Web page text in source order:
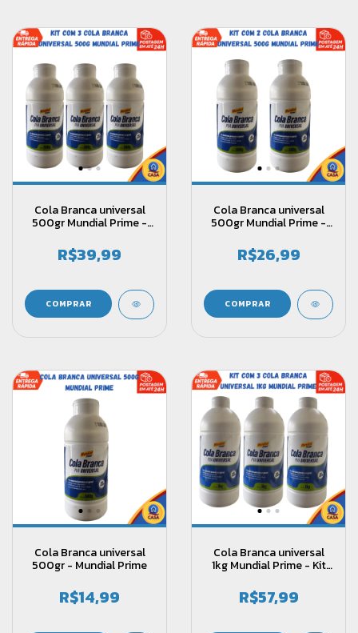
Cola Branca universal
500gr Mundial Prime -
R$39,99
Cola Branca universal
500gr Mundial Prime -
R$26,99
Cola Branca universal
500gr - Mundial Prime
R$14,99
Cola Branca universal
1kg Mundial Prime - Kit
R$57,99